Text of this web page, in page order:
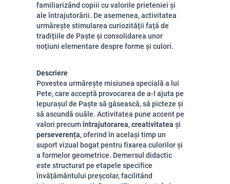
familiarizând copiii cu valorile prieteniei și
ale întrajutorării. De asemenea, activitatea
urmărește stimularea curiozității față de
tradițiile de Paște și consolidarea unor
noțiuni elementare despre forme și culori.
Descriere
Povestea urmărește misiunea specială a lui
Pete, care acceptă provocarea de a-l ajuta pe
Iepurașul de Paște să găsească, să picteze și
să ascundă ouăle. Activitatea pune accent pe
valori precumîntrajutorarea,creativitatea și
perseverența, oferind în același timp un
suport vizual bogat pentru fixarea culorilor și
a formelor geometrice. Demersul didactic
este structurat pe etapele specifice
învățământului preșcolar, facilitând